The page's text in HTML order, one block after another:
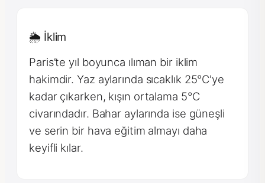
🌦 İklim
Paris’te yıl boyunca ılıman bir iklim
hakimdir. Yaz aylarında sıcaklık 25°C'ye
kadar çıkarken, kışın ortalama 5°C
civarındadır. Bahar aylarında ise güneşli
ve serin bir hava eğitim almayı daha
keyifli kılar.